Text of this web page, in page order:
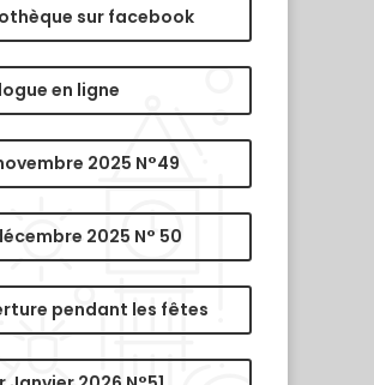
sur facebook
en ligne
2025 N°49
2025 N° 50
pendant les fêtes